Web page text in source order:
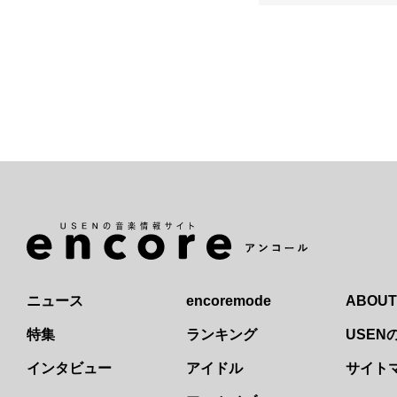
ニュース
特集
インタビュー
encoremode
ランキング
アイドル
ABOUT
USEN
サイト